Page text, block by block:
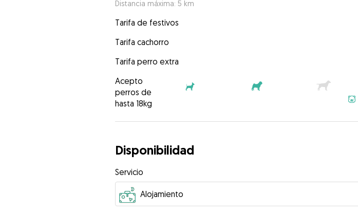
Distancia máxima: 5 km
Tarifa de festivos
Tarifa cachorro
Tarifa perro extra
Acepto
perros de
hasta 18kg
Disponibilidad
Servicio